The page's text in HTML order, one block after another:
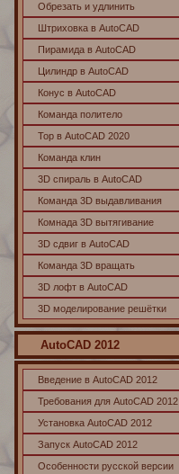
Обрезать и удлинить
Штриховка в AutoCAD
Пирамида в AutoCAD
Цилиндр в AutoCAD
Конус в AutoCAD
Команда политело
Тор в AutoCAD 2020
Команда клин
3D спираль в AutoCAD
Команда 3D выдавливания
Комнада 3D вытягивание
3D сдвиг в AutoCAD
Команда 3D вращать
3D лофт в AutoCAD
3D моделирование решётки
AutoCAD 2012
Введение в AutoCAD 2012
Требования для AutoCAD 2012
Установка AutoCAD 2012
Запуск AutoCAD 2012
Особенности русской версии